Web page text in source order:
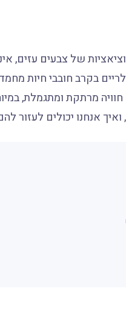
של צבעים עזים,
בקרב חובבי חיות
חוויה מרתקת ומתגמלת,
ואיך אנחנו יכולים